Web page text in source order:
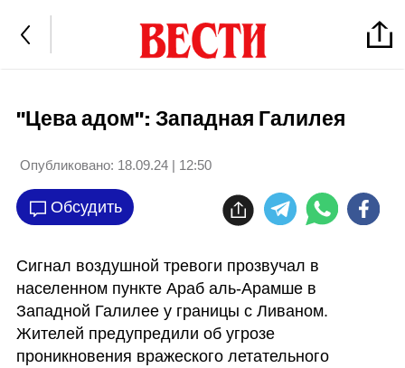
"Цева адом": Западная Галилея
Опубликовано: 18.09.24 | 12:50
Обсудить
Сигнал воздушной тревоги прозвучал в
населенном пункте Араб аль-Арамше в
Западной Галилее у границы с Ливаном.
Жителей предупредили об угрозе
проникновения вражеского летательного